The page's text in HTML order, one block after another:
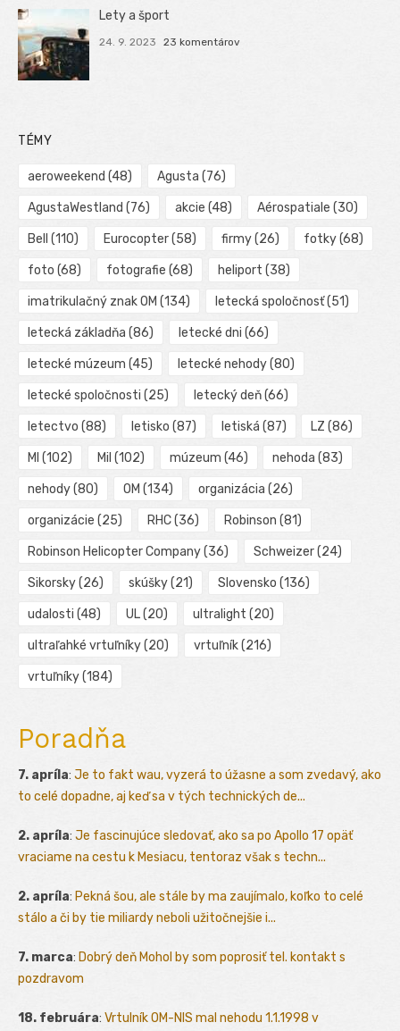
Lety a šport
24. 9. 2023 23 komentárov
TÉMY
aeroweekend (48) Agusta (76)
AgustaWestland (76) akcie (48) Aérospatiale (30)
Bell (110) Eurocopter(58) firmy(26) fotky(68)
foto (68) fotografie (68) heliport (38)
imatrikulačný znak OM (134) letecká spoločnosť(51)
letecká základňa (86) letecké dni (66)
letecké múzeum (45) letecké nehody(80)
letecké spoločnosti (25) letecký deň(66)
letectvo (88) letisko (87) letiská (87) LZ (86)
MI (102) Mil (102) múzeum (46) nehoda (83)
nehody(80) OM (134) organizácia (26)
organizácie (25) RHC(36) Robinson (81)
Robinson Helicopter Company(36) Schweizer(24)
Sikorsky(26) skúšky(21) Slovensko (136)
udalosti (48) UL(20) ultralight (20)
ultraľahké vrtuľníky(20) vrtuľník(216)
vrtuľníky(184)
Poradňa
7. apríla: Je to fakt wau, vyzerá to úžasne a som zvedavý, ako
to celé dopadne, aj keď sa v tých technických de...
2. apríla: Je fascinujúce sledovať, ako sa po Apollo 17 opäť
vraciame na cestu k Mesiacu, tentoraz však s techn...
2. apríla: Pekná šou, ale stále by ma zaujímalo, koľko to celé
stálo a či by tie miliardy neboli užitočnejšie i...
7. marca: Dobrý deň Mohol by som poprosiť tel. kontakt s
pozdravom
18. februára: Vrtulník OM-NIS mal nehodu 1.1.1998 v